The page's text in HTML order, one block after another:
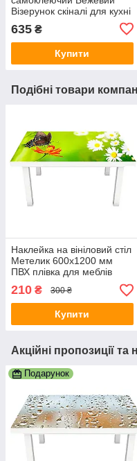
Візерунок скіналі для кухні
наклейка ПВХ рослинний
орнамент 600х2500 мм
635 ₴
Купити
Подібні товари
Наклейка на вініловий стіл
Метелик 600х1200 мм
ПВХ плівка для меблів
інтер'єрна 3D трава
ромашки зелений
210 ₴ 300 ₴
Купити
Акційні пропозиції та
Подарунок